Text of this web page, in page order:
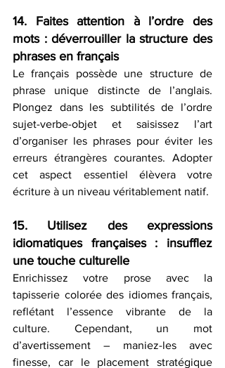
14. Faites attention à l’ordre des
mots : déverrouiller la structure des
phrases en français
Le français possède une structure de
phrase unique distincte de l’anglais.
Plongez dans les subtilités de l’ordre
sujet-verbe-objet et saisissez l’art
d’organiser les phrases pour éviter les
erreurs étrangères courantes. Adopter
cet aspect essentiel élèvera votre
écriture à un niveau véritablement natif.
15. Utilisez des expressions
idiomatiques françaises : insufflez
une touche culturelle
Enrichissez votre prose avec la
tapisserie colorée des idiomes français,
reflétant l’essence vibrante de la
culture. Cependant, un mot
d’avertissement – maniez-les avec
finesse, car le placement stratégique